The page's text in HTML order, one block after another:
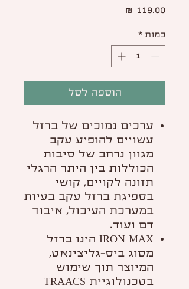
כמות *
הוספה לסל
ערכים נמוכים של ברזל
עשויים להופיע עקב
מגוון נרחב של סיבות
הכוללות בין היתר הרגלי
תזונה לקויים, קושי
בספיגת ברזל עקב בעיות
במערכת העיכול, איבוד
דם ועוד.
IRON MAX הינו ברזל
מסוג ביס-גליצינאט,
המיוצר תוך שימוש
בטכנולוגיית TRAACS